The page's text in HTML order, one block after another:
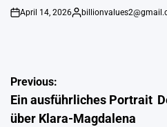
on
April 14, 2026
Gepostet
Post
navigation
Previous:
Ein ausführliches Portrait
über Klara-Magdalena